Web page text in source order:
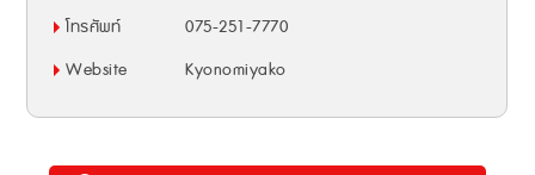
โทรศัพท์
075-251-7770
Website
Kyonomiyako